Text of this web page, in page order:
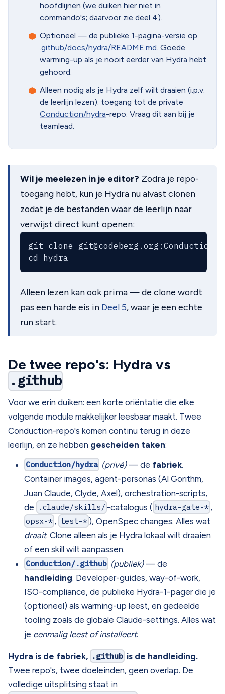
hoofdlijnen (we duiken hier niet in
commando's; daarvoor zie deel 4).
Optioneel — de publieke 1-pagina-versie op
.github/docs/hydra/README.md. Goede
warming-up als je nooit eerder van Hydra hebt
gehoord.
Alleen nodig als je Hydra zelf wilt draaien (i.p.v.
de leerlijn lezen): toegang tot de private
Conduction/hydra-repo. Vraag dit aan bij je
teamlead.
Wil je meelezen in je editor? Zodra je repo-
toegang hebt, kun je Hydra nu alvast clonen
zodat je de bestanden waar de leerlijn naar
verwijst direct kunt openen:
git clone git@codeberg.org :Conduction/
Alleen lezen kan ook prima — de clone wordt
pas een harde eis in Deel 5, waar je een echte
run start.
De twee repo's: Hydra vs
.github
Voor we erin duiken: een korte oriëntatie die elke
volgende module makkelijker leesbaar maakt. Twee
Conduction-repo's komen continu terug in deze
leerlijn, en ze hebben gescheiden taken:
Conduction/hydra (privé)— de fabriek.
Container images, agent-personas (Al Gorithm,
Juan Claude, Clyde, Axel), orchestration-scripts,
de .claude/skills/ -catalogus ( hydra-gate-* ,
opsx-* , test-* ), OpenSpec changes. Alles wat
draait. Clone alleen als je Hydra lokaal wilt draaien
of een skill wilt aanpassen.
Conduction/.github (publiek)— de
handleiding. Developer-guides, way-of-work,
ISO-compliance, de publieke Hydra-1-pager die je
(optioneel) als warming-up leest, en gedeelde
tooling zoals de globale Claude-settings. Alles wat
je eenmalig leest of installeert.
Hydra is de fabriek, .github is de handleiding.
Twee repo's, twee doeleinden, geen overlap. De
volledige uitsplitsing staat in